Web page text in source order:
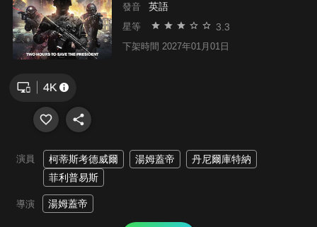
發音 英語
星等 3.3
下架時間 2027年01月01日
演員 柯蒂斯考德威爾 湯姆蓋帝
丹尼爾庫特納
菲利普易斯
導演 湯姆蓋帝